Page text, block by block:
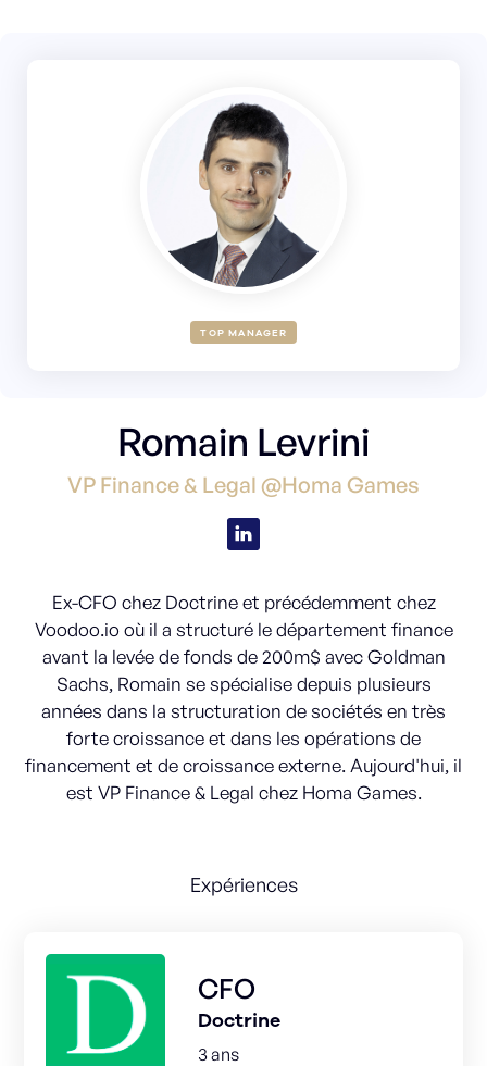
TOP MANAGER
Romain Levrini
VP Finance & Legal @Homa Games
Ex-CFO chez Doctrine et précédemment chez
Voodoo.io où il a structuré le département finance
avant la levée de fonds de 200m$ avec Goldman
Sachs, Romain se spécialise depuis plusieurs
années dans la structuration de sociétés en très
forte croissance et dans les opérations de
financement et de croissance externe. Aujourd'hui, il
est VP Finance & Legal chez Homa Games.
Expériences
CFO
Doctrine
3 ans